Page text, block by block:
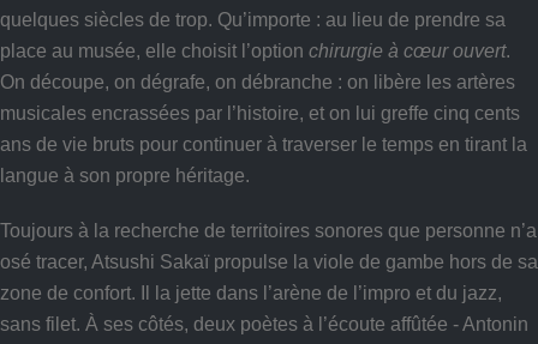
quelques siècles de trop. Qu’importe : au lieu de prendre sa
place au musée, elle choisit l’option chirurgie à cœur ouvert.
On découpe, on dégrafe, on débranche : on libère les artères
musicales encrassées par l’histoire, et on lui greffe cinq cents
ans de vie bruts pour continuer à traverser le temps en tirant la
langue à son propre héritage.
Toujours à la recherche de territoires sonores que personne n’a
osé tracer, Atsushi Sakaï propulse la viole de gambe hors de sa
zone de confort. Il la jette dans l’arène de l’impro et du jazz,
sans filet. À ses côtés, deux poètes à l’écoute affûtée - Antonin